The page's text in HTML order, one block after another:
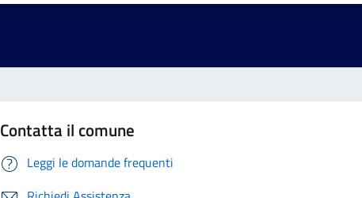
Contatta il comune
Leggi le domande frequenti